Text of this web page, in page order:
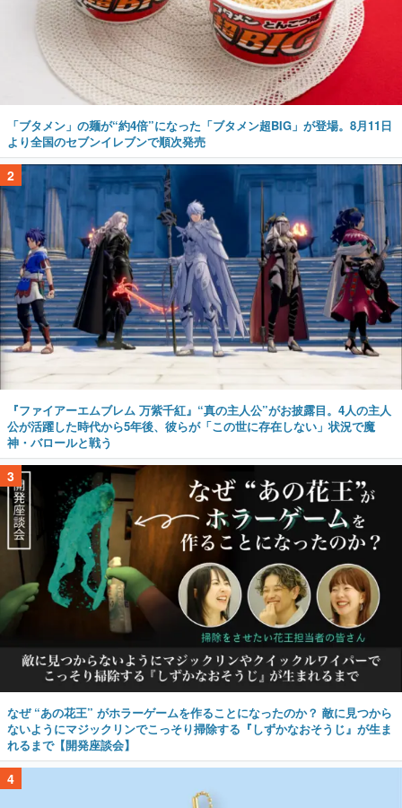
「ブタメン」の麺が“約4倍”になった「ブタメン超BIG」が登場。8月11日
より全国のセブンイレブンで順次発売
2
『ファイアーエムブレム 万紫千紅』“真の主人公”がお披露目。4人の主人
公が活躍した時代から5年後、彼らが「この世に存在しない」状況で魔
神・バロールと戦う
3
なぜ “あの花王” がホラーゲームを作ることになったのか？ 敵に見つから
ないようにマジックリンでこっそり掃除する『しずかなおそうじ』が生ま
れるまで【開発座談会】
4